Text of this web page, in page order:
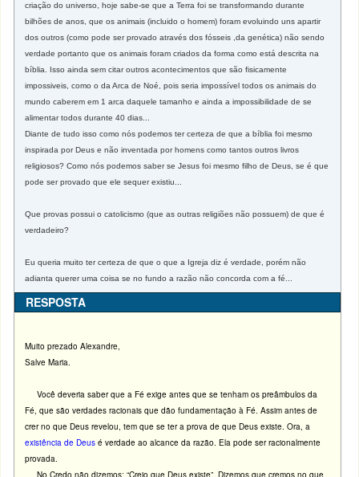
criação do universo, hoje sabe-se que a Terra foi se transformando durante
bilhões de anos, que os animais (incluido o homem) foram evoluindo uns apartir
dos outros (como pode ser provado através dos fósseis ,da genética) não sendo
verdade portanto que os animais foram criados da forma como está descrita na
bíblia. Isso ainda sem citar outros acontecimentos que são fisicamente
impossiveis, como o da Arca de Noé, pois seria impossível todos os animais do
mundo caberem em 1 arca daquele tamanho e ainda a impossibilidade de se
alimentar todos durante 40 dias...
Diante de tudo isso como nós podemos ter certeza de que a bíblia foi mesmo
inspirada por Deus e não inventada por homens como tantos outros livros
religiosos? Como nós podemos saber se Jesus foi mesmo filho de Deus, se é que
pode ser provado que ele sequer existiu...
Que provas possui o catolicismo (que as outras religiões não possuem) de que é
verdadeiro?
Eu queria muito ter certeza de que o que a Igreja diz é verdade, porém não
adianta querer uma coisa se no fundo a razão não concorda com a fé...
RESPOSTA
Muito prezado Alexandre,
Salve Maria.
Você deveria saber que a Fé exige antes que se tenham os preâmbulos da
Fé, que são verdades racionais que dão fundamentação à Fé. Assim antes de
crer no que Deus revelou, tem que se ter a prova de que Deus existe. Ora, a
existência de Deus é verdade ao alcance da razão. Ela pode ser racionalmente
provada.
No Credo não dizemos: “Creio que Deus existe”. Dizemos que cremos no que